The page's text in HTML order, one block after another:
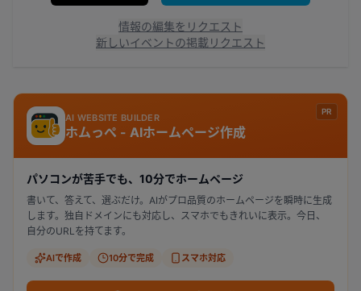
情報の編集をリクエスト
新しいイベントの掲載リクエスト
PR
AI WEBSITE BUILDER
ホムっぺ - AIホームページ作成
パソコンが苦手でも、10分でホームページ
書いて、答えて、選ぶだけ。AIがプロ品質のホームページを瞬時に生成
します。独自ドメインにも対応し、スマホでもきれいに表示。今日、
自分のURLを持てます。
AIで作成 10分で完成 スマホ対応